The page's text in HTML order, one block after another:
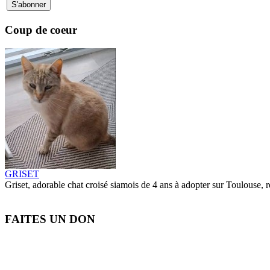
Coup de coeur
GRISET
Griset, adorable chat croisé siamois de 4 ans à adopter sur Toulouse,
FAITES UN DON